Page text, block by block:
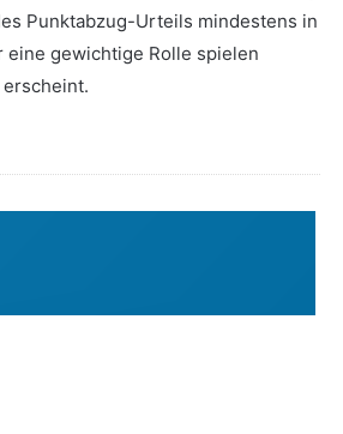
Punktabzug-Urteils mindestens in
eine gewichtige Rolle spielen